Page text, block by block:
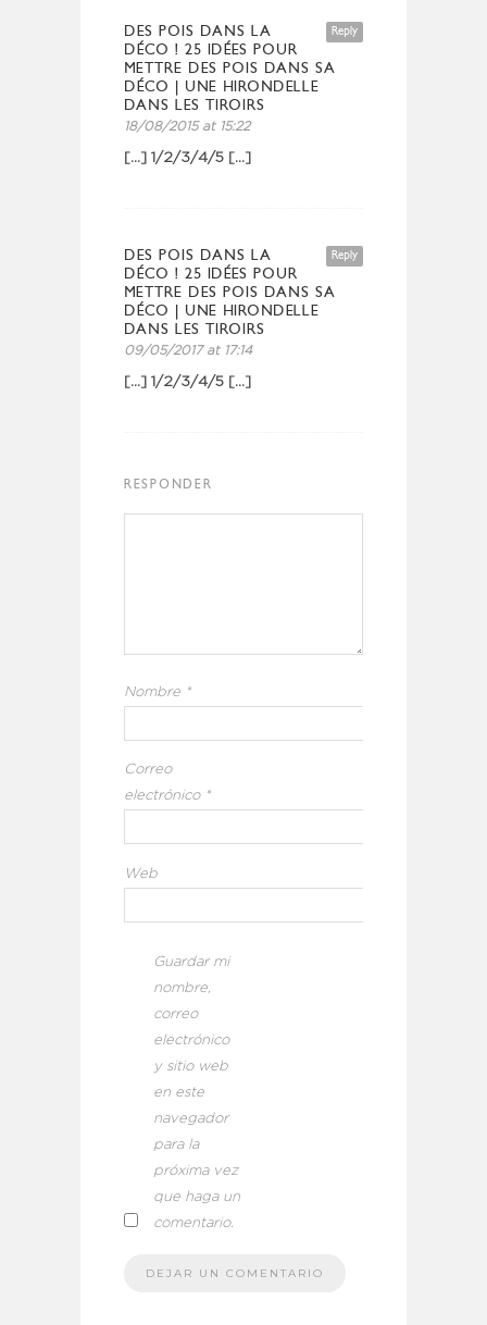
Reply
DES POIS DANS LA
DÉCO ! 25 IDÉES POUR
METTRE DES POIS DANS SA
DÉCO | UNE HIRONDELLE
DANS LES TIROIRS
18/08/2015 at 15:22
[…] 1/2/3/4/5 […]
Reply
DES POIS DANS LA
DÉCO ! 25 IDÉES POUR
METTRE DES POIS DANS SA
DÉCO | UNE HIRONDELLE
DANS LES TIROIRS
09/05/2017 at 17:14
[…] 1/2/3/4/5 […]
RESPONDER
Nombre *
Correo
electrónico *
Web
Guardar mi
nombre,
correo
electrónico
y sitio web
en este
navegador
para la
próxima vez
que haga un
comentario.